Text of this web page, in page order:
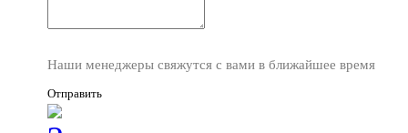
Наши менеджеры свяжутся с вами в ближайшее время
Отправить